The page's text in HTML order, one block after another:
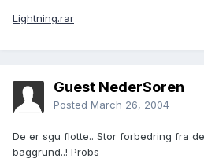
Lightning.rar
Guest NederSoren
Posted March 26, 2004
De er sgu flotte.. Stor forbedring fra
baggrund..! Probs